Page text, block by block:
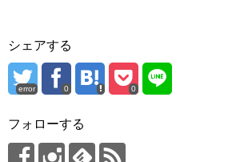
シェアする
error 0 0
フォローする